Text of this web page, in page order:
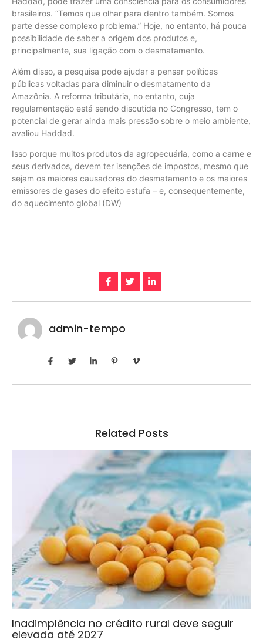
brasileiros. “Temos que olhar para dentro também. Somos
parte desse complexo problema.” Hoje, no entanto, há pouca
possibilidade de saber a origem dos produtos e,
principalmente, sua ligação com o desmatamento.
Além disso, a pesquisa pode ajudar a pensar políticas
públicas voltadas para diminuir o desmatamento da
Amazônia. A reforma tributária, no entanto, cuja
regulamentação está sendo discutida no Congresso, tem o
potencial de gerar ainda mais pressão sobre o meio ambiente,
avaliou Haddad.
Isso porque muitos produtos da agropecuária, como a carne e
seus derivados, devem ter isenções de impostos, mesmo que
sejam os maiores causadores do desmatamento e os maiores
emissores de gases do efeito estufa – e, consequentemente,
do aquecimento global (DW)
admin-tempo
Related Posts
Inadimplência no crédito rural deve seguir
elevada até 2027